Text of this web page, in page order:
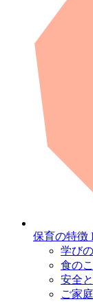
保育の特徴
学び
食の
安全
ご家